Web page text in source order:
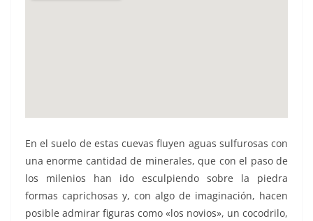
En el suelo de estas cuevas fluyen aguas sulfurosas con
una enorme cantidad de minerales, que con el paso de
los milenios han ido esculpiendo sobre la piedra
formas caprichosas y, con algo de imaginación, hacen
posible admirar figuras como «los novios», un cocodrilo,